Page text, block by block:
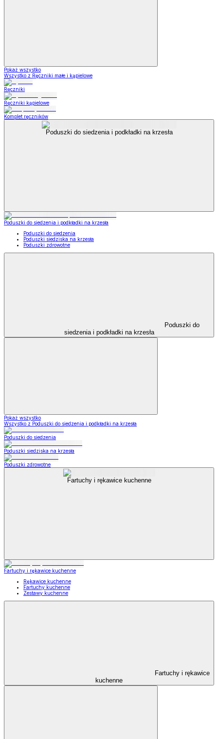
Pokaż wszystko
Wszystko z Ręczniki małe i kąpielowe
Ręczniki
Ręczniki kąpielowe
Komplet ręczników
Poduszki do siedzenia i podkładki na krzesła
Poduszki do siedzenia i podkładki na krzesła
Poduszki do siedzenia
Poduszki siedziska na krzesła
Poduszki zdrowotne
Poduszki do
siedzenia i podkładki na krzesła
Pokaż wszystko
Wszystko z Poduszki do siedzenia i podkładki na krzesła
Poduszki do siedzenia
Poduszki siedziska na krzesła
Poduszki zdrowotne
Fartuchy i rękawice kuchenne
Fartuchy i rękawice kuchenne
Rękawice kuchenne
Fartuchy kuchenne
Zestawy kuchenne
Fartuchy i rękawice
kuchenne